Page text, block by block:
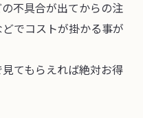
不具合が出てからの注
でコストが掛かる事が
てもらえれば絶対お得